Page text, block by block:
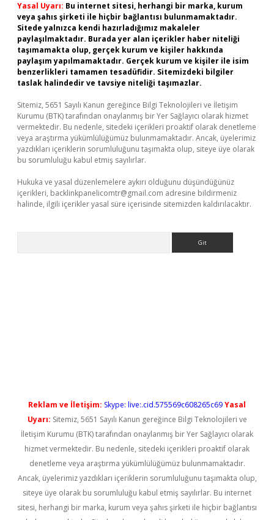
Yasal Uyarı: Bu internet sitesi, herhangi bir marka, kurum
veya şahıs şirketi ile hiçbir bağlantısı bulunmamaktadır.
Sitede yalnızca kendi hazırladığımız makaleler
paylaşılmaktadır. Burada yer alan içerikler haber niteliği
taşımamakta olup, gerçek kurum ve kişiler hakkında
paylaşım yapılmamaktadır. Gerçek kurum ve kişiler ile isim
benzerlikleri tamamen tesadüfidir. Sitemizdeki bilgiler
taslak halindedir ve tavsiye niteliği taşımazlar.
Sitemiz, 5651 Sayılı Kanun gereğince Bilgi Teknolojileri ve İletişim
Kurumu (BTK) tarafından onaylanmış bir Yer Sağlayıcı olarak hizmet
vermektedir. Bu nedenle, sitedeki içerikleri proaktif olarak denetleme
veya araştırma yükümlülüğümüz bulunmamaktadır. Ancak, üyelerimiz
yazdıkları içeriklerin sorumluluğunu taşımakta olup, siteye üye olarak
bu sorumluluğu kabul etmiş sayılırlar.
Hukuka ve yasal düzenlemelere aykırı olduğunu düşündüğünüz
içerikleri, backlinkpanelicomtr@gmail.com adresine bildirmeniz
halinde, ilgili içerikler yasal süre içerisinde sitemizden kaldırılacaktır.
Reklam ve İletişim: Skype: live:.cid.575569c608265c69Yasal
Uyarı: Sitemiz, 5651 Sayılı Kanun gereğince Bilgi Teknolojileri ve
İletişim Kurumu (BTK) tarafından onaylanmış bir Yer Sağlayıcı olarak
hizmet vermektedir. Bu nedenle, sitedeki içerikleri proaktif olarak
denetleme veya araştırma yükümlülüğümüz bulunmamaktadır.
Ancak, üyelerimiz yazdıkları içeriklerin sorumluluğunu taşımakta olup,
siteye üye olarak bu sorumluluğu kabul etmiş sayılırlar. Bu internet
sitesi, herhangi bir marka, kurum veya şahıs şirketi ile hiçbir bağlantısı